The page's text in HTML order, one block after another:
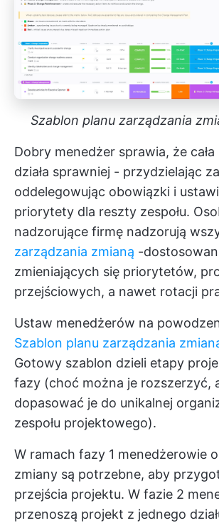
Szablon planu zarządzania
Dobry menedżer sprawia, że
działa sprawniej - przydzielając
oddelegowując obowiązki i
priorytety dla reszty zespołu.
nadzorujące firmę nadzorują
zarządzania zmianą -
zmieniających się priorytetów,
przejściowych, a nawet rotacji
Ustaw menedżerów na
Szablon planu zarządzania
Gotowy szablon dzieli etapy
fazy (choć można je rozszerzyć,
dopasować je do unikalnej
zespołu projektowego).
W ramach fazy 1 menedżerowie
zmiany są potrzebne, aby
przejścia projektu. W fazie 2
przenoszą projekt z jednego